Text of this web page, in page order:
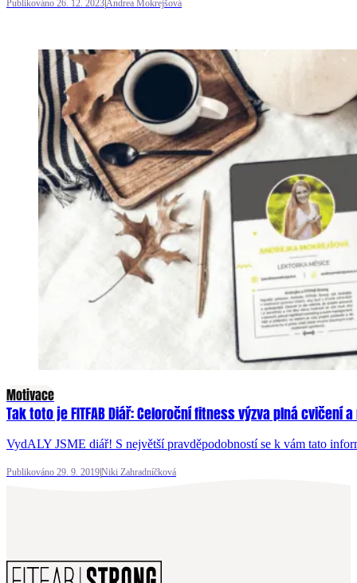
Publikováno 26. 12. 2023 Andrea Mokrejšová
Motivace
Tak toto je FITFAB Diář: Celoroční fitness výzva plná cvičení
VydALY JSME diář! S největší pravděpodobností se k vám tato
Publikováno 29. 9. 2019|Niki Zahradníčková